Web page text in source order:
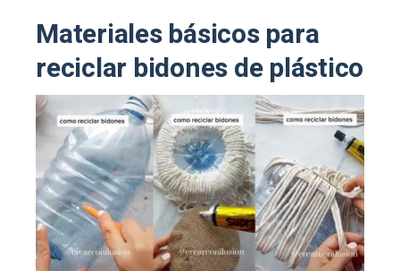
Materiales básicos para
reciclar bidones de plástico